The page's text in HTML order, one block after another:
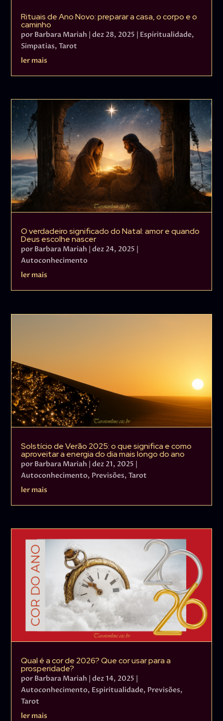
Rituais de Ano Novo: preparar a casa, o corpo e o
caminho
por Barbara Mariah |dez 28, 2025 | Espiritualidade,
Simpatias,Tarot
ler mais
O verdadeiro significado do Natal: amor e quando
Deus escolhe nascer
por Barbara Mariah |dez 24, 2025
Autoconhecimento
ler mais
Solstício de Verão 2025: o que significa e como
aproveitar a energia do dia mais longo do ano
por Barbara Mariah |dez 21, 2025 |
Autoconhecimento, Previsões,Tarot
ler mais
Qual é a cor de 2026? Que cor usar para a
prosperidade?
por Barbara Mariah |dez 14, 2025 |
Autoconhecimento, Espiritualidade, Previsões,
Tarot
ler mais